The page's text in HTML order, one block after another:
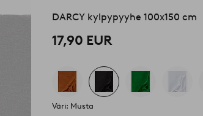
DARCY kylpypyyhe 100x150 cm
17,90 EUR
Väri: Musta